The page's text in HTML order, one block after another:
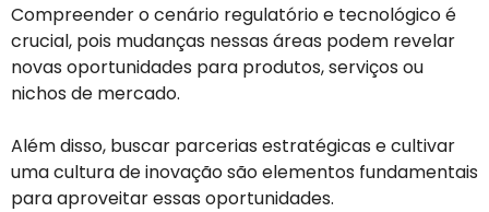
Compreender o cenário regulatório e tecnológico é
crucial, pois mudanças nessas áreas podem revelar
novas oportunidades para produtos, serviços ou
nichos de mercado.
Além disso, buscar parcerias estratégicas e cultivar
uma cultura de inovação são elementos fundamentais
para aproveitar essas oportunidades.